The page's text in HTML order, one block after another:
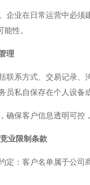
企业在日常运营中必
性。
理
联系方式、交易记录
员私自保存在个人设备
确保客户信息透明可控
业限制条款
定：客户名单属于公司